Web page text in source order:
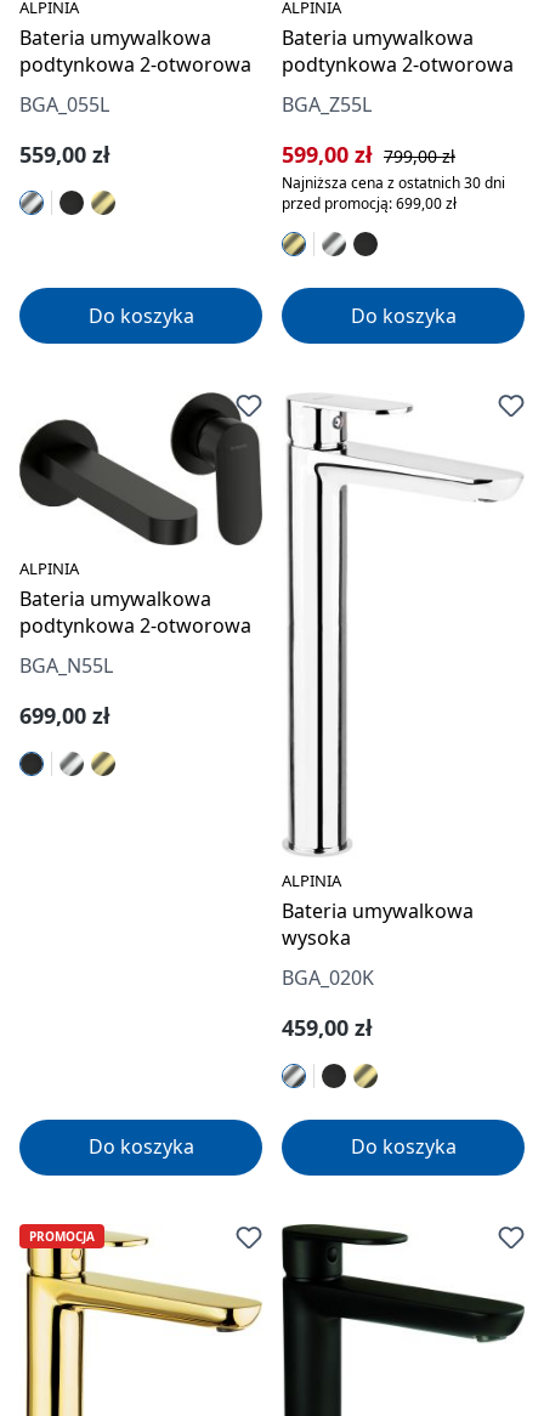
ALPINIA
Bateria umywalkowa
podtynkowa 2-otworowa
BGA_055L
Cena regularna:
559,00 zł
Do koszyka
ALPINIA
Bateria umywalkowa
podtynkowa 2-otworowa
BGA_Z55L
Cena sprzedaży:
599,00 zł Cena regularna:
799,00 zł
Najniższa cena z ostatnich 30 dni
przed promocją: 699,00 zł
Do koszyka
ALPINIA
Bateria umywalkowa
podtynkowa 2-otworowa
BGA_N55L
Cena regularna:
699,00 zł
Do koszyka
ALPINIA
Bateria umywalkowa
wysoka
BGA_020K
Cena regularna:
459,00 zł
Do koszyka
PROMOCJA